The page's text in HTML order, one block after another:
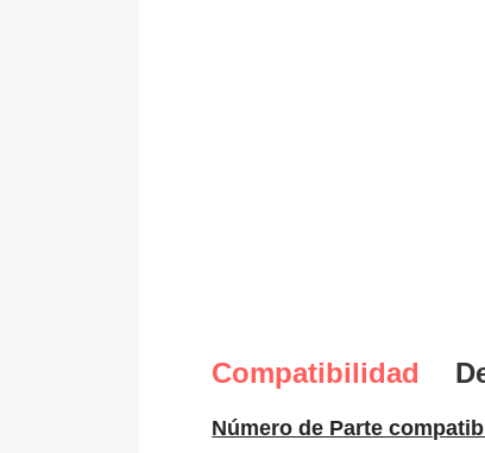
Compatibilidad
Número de Parte